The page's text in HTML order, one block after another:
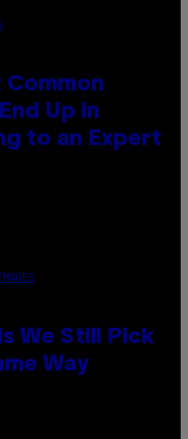
Up in
to an Expert
We Still Pick
Way